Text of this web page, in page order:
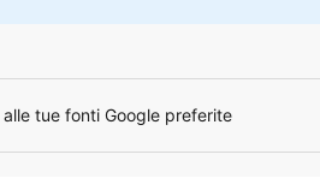
alle tue fonti Google preferite